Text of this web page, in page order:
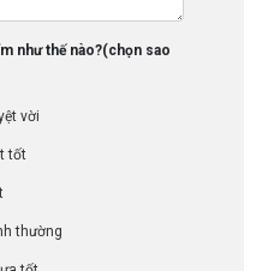
như thế nào?(chọn sao
vời
tốt
thường